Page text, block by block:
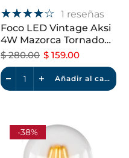
1 reseñas
Foco LED Vintage Aksi
4W Mazorca Tornado
Dimeable Luz Cálida
$ 280.00 $ 159.00
Añadir al carrito
-38%